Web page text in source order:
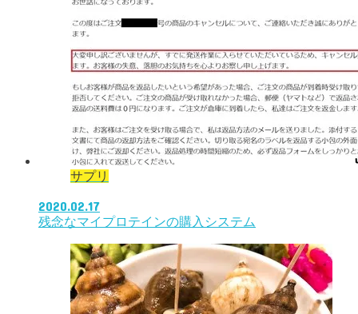
サプリ
2020.02.17
残念なマイプロテインの購入システム